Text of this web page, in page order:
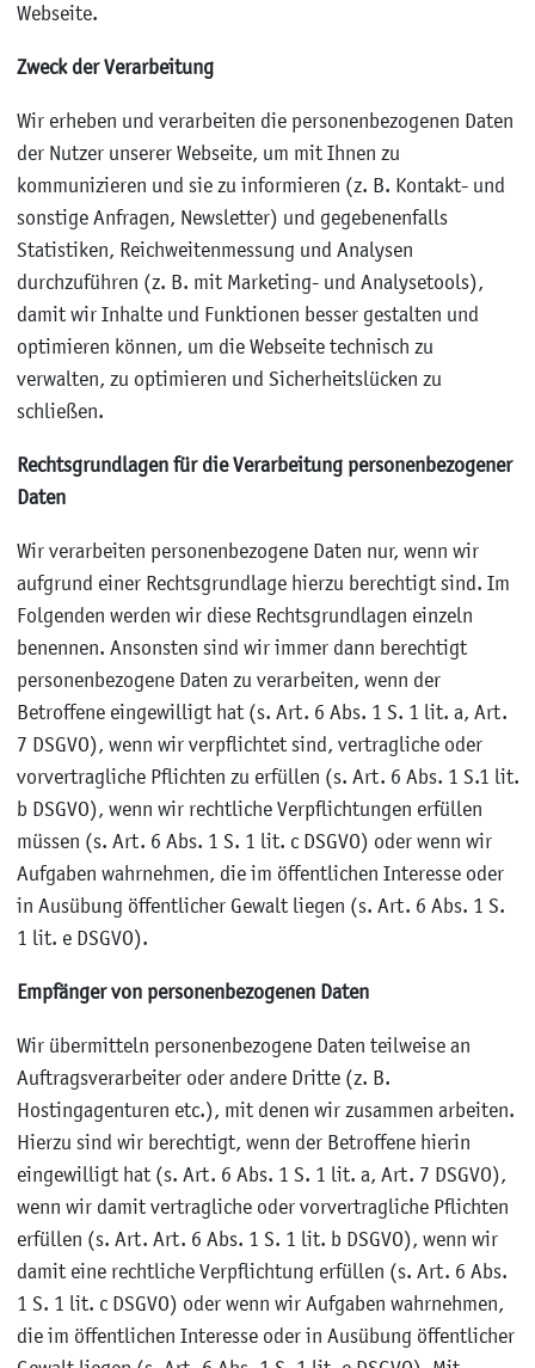
Webseite.
Zweck der Verarbeitung
Wir erheben und verarbeiten die personenbezogenen Daten
der Nutzer unserer Webseite, um mit Ihnen zu
kommunizieren und sie zu informieren (z. B. Kontakt- und
sonstige Anfragen, Newsletter) und gegebenenfalls
Statistiken, Reichweitenmessung und Analysen
durchzuführen (z. B. mit Marketing- und Analysetools),
damit wir Inhalte und Funktionen besser gestalten und
optimieren können, um die Webseite technisch zu
verwalten, zu optimieren und Sicherheitslücken zu
schließen.
Rechtsgrundlagen für die Verarbeitung personenbezogener
Daten
Wir verarbeiten personenbezogene Daten nur, wenn wir
aufgrund einer Rechtsgrundlage hierzu berechtigt sind. Im
Folgenden werden wir diese Rechtsgrundlagen einzeln
benennen. Ansonsten sind wir immer dann berechtigt
personenbezogene Daten zu verarbeiten, wenn der
Betroffene eingewilligt hat (s. Art. 6 Abs. 1 S. 1 lit. a, Art.
7 DSGVO), wenn wir verpflichtet sind, vertragliche oder
vorvertragliche Pflichten zu erfüllen (s. Art. 6 Abs. 1 S.1 lit.
b DSGVO), wenn wir rechtliche Verpflichtungen erfüllen
müssen (s. Art. 6 Abs. 1 S. 1 lit. c DSGVO) oder wenn wir
Aufgaben wahrnehmen, die im öffentlichen Interesse oder
in Ausübung öffentlicher Gewalt liegen (s. Art. 6 Abs. 1 S.
1 lit. e DSGVO).
Empfänger von personenbezogenen Daten
Wir übermitteln personenbezogene Daten teilweise an
Auftragsverarbeiter oder andere Dritte (z. B.
Hostingagenturen etc.), mit denen wir zusammen arbeiten.
Hierzu sind wir berechtigt, wenn der Betroffene hierin
eingewilligt hat (s. Art. 6 Abs. 1 S. 1 lit. a, Art. 7 DSGVO),
wenn wir damit vertragliche oder vorvertragliche Pflichten
erfüllen (s. Art. Art. 6 Abs. 1 S. 1 lit. b DSGVO), wenn wir
damit eine rechtliche Verpflichtung erfüllen (s. Art. 6 Abs.
1 S. 1 lit. c DSGVO) oder wenn wir Aufgaben wahrnehmen,
die im öffentlichen Interesse oder in Ausübung öffentlicher